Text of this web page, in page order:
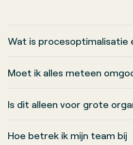
Wat is procesoptimalisatie
slimmer werken. Minder
wel gezond verstand.
Moet ik alles meteen
je huidige processen (IST).
Stap voor stap.
Is dit alleen voor grote
Hoe betrek ik mijn team bij